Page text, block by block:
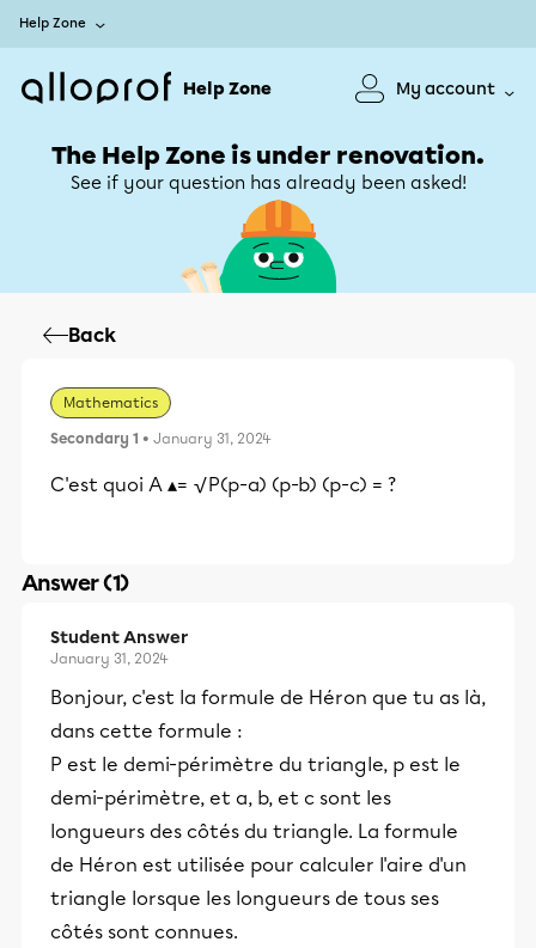
Help Zone
Help Zone My account
The Help Zone is under renovation.
See if your question has already been asked!
Back
Mathematics
Secondary 1 • January 31, 2024
C'est quoi A ▴= √P(p-a) (p-b) (p-c) = ?
Answer (1)
Student Answer
January 31, 2024
Bonjour, c'est la formule de Héron que tu as là,
dans cette formule :
P est le demi-périmètre du triangle, p est le
demi-périmètre, et a, b, et c sont les
longueurs des côtés du triangle. La formule
de Héron est utilisée pour calculer l'aire d'un
triangle lorsque les longueurs de tous ses
côtés sont connues.